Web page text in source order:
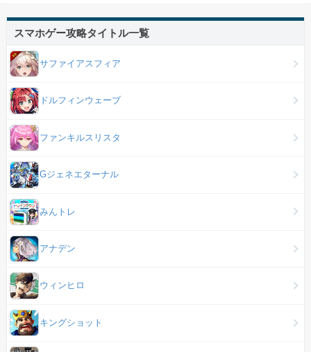
スマホゲー攻略タイトル一覧
サファイアスフィア
ドルフィンウェーブ
ファンキルスリスタ
Gジェネエターナル
みんトレ
アナデン
ウィンヒロ
キングショット